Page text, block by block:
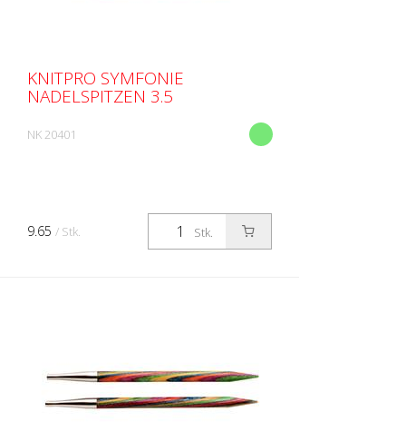
KNITPRO SYMFONIE
NADELSPITZEN 3.5
NK 20401
Stk.
9.65 / Stk.